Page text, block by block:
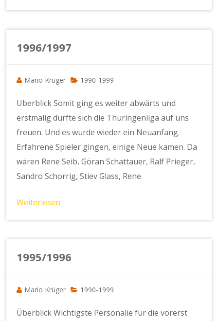
1996/1997
Mario Krüger 1990-1999
Überblick Somit ging es weiter abwärts und
erstmalig durfte sich die Thüringenliga auf uns
freuen. Und es wurde wieder ein Neuanfang.
Erfahrene Spieler gingen, einige Neue kamen. Da
wären Rene Seib, Göran Schattauer, Ralf Prieger,
Sandro Schorrig, Stiev Glass, Rene
Weiterlesen
1995/1996
Mario Krüger 1990-1999
Überblick Wichtigste Personalie für die vorerst